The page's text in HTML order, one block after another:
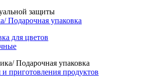
Подарочная упаковка
для цветов
приготовления продуктов